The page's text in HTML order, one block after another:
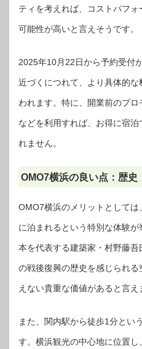
ティを考えれば、コストパフ
可能性が高いと言えそうです。
2025年10月22日から予約受付
近づくにつれて、より具体的
われます。特に、開業前のプ
などを利用すれば、お得に宿
れません。
OMO7横浜の良い点：歴
OMO7横浜のメリットとして
に泊まれるという特別な体験
本を代表する建築家・村野藤
の戦後復興の歴史を感じられ
えない貴重な価値があると言え
また、関内駅から徒歩1分とい
す。横浜観光の中心地に位置